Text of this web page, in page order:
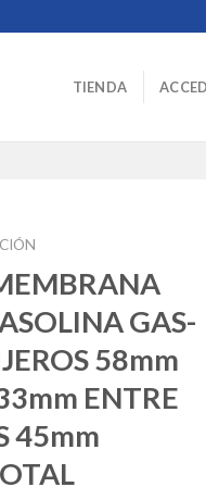
TIENDA
GAS-
58mm
ENTRE
45mm